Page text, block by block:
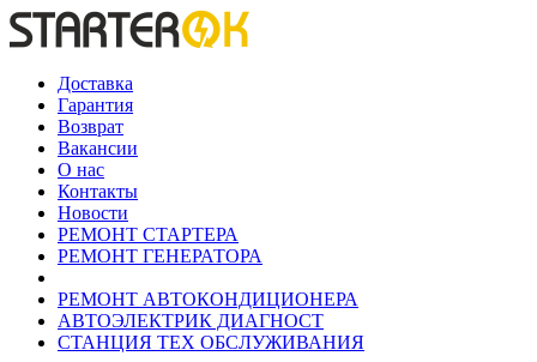
Доставка
Гарантия
Возврат
Вакансии
О нас
Контакты
Новости
РЕМОНТ СТАРТЕРА
РЕМОНТ ГЕНЕРАТОРА
РЕМОНТ АВТОКОНДИЦИОНЕРА
АВТОЭЛЕКТРИК ДИАГНОСТ
СТАНЦИЯ ТЕХ ОБСЛУЖИВАНИЯ